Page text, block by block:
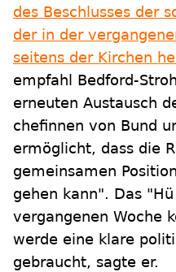
des Beschlusses der
der in der
seitens der Kirchen
empfahl Bedford-
erneuten Austausch
chefinnen von Bund
ermöglicht, dass die
gemeinsamen
gehen kann". Das
vergangenen Woche
werde eine klare
gebraucht, sagte er.